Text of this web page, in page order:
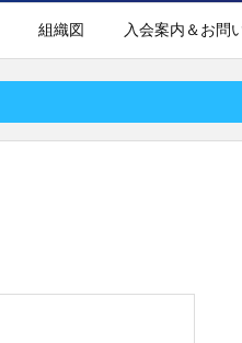
組織図 入会案内＆お問